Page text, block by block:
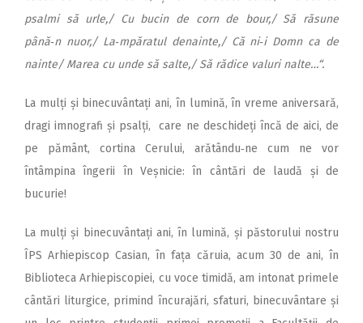
psalmi să urle,/ Cu bucin de corn de bour,/ Să răsune
până‑n nuor,/ La‑mpăratul denainte,/ Că ni‑i Domn ca de
nainte/ Marea cu unde să salte,/ Să rădice valuri nalte…“.
La mulți și binecuvântați ani, în lumină, în vreme aniversară,
dragi imnografi și psalți, care ne deschideți încă de aici, de
pe pământ, cortina Cerului, arătându‑ne cum ne vor
întâmpina îngerii în Veșnicie: în cântări de laudă și de
bucurie!
La mulți și binecuvântați ani, în lumină, și păstorului nostru
ÎPS Arhiepiscop Casian, în fața căruia, acum 30 de ani, în
Biblioteca Arhiepiscopiei, cu voce timidă, am intonat primele
cântări liturgice, primind încurajări, sfaturi, binecuvântare și